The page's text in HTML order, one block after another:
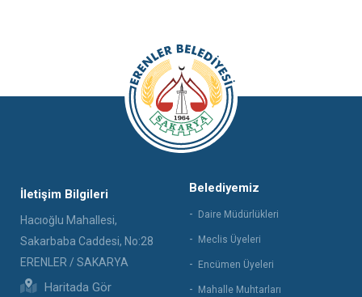
İletişim Bilgileri
Hacıoğlu Mahallesi,
Sakarbaba Caddesi, No:28
ERENLER / SAKARYA
Haritada Gör
Belediyemiz
Daire Müdürlükleri
Meclis Üyeleri
Encümen Üyeleri
Mahalle Muhtarları